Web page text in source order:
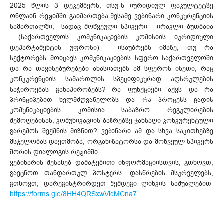
2025 წლის 3 დეკემბერს, თსუ-ს იურიდიულ ფაკულტეტზე
ონლაინ რეჟიმში გაიმართება მესამე ვებინარი კონკურენციის
სამართალში, სადაც მოწვეული სპიკერი - ირაკლი ბუთბაია
(საქართველოს კომუნიკაციების კომისიის იურიდიული
დეპარტამენტის უფროსი) - ისაუბრებს იმაზე, თუ რა
სექტორებს მოიცავს კომუნიკაციების სფერო საქართველოში
და რა თავისებურებები ახასიათებს ამ სფეროს ისეთი, რაც
კონკურენციის სამართლის სპეციფიკურად აღსრულების
საჭიროებას განაპირობებს? რა ფუნქციები აქვს და რა
პრინციპებით ხელმძღვანელობს და რა პროცესს გადის
კომუნიკაციების კომისია საბაზრო რეგულირების
შემოღებისას, კომუნიკაციის ბაზრებზე ჯანსაღი კონკურენტული
გარემოს შექმნის მიზნით? ვებინარი ამ და სხვა საკითხებზე
მსჯელობას დაეთმობა, ორგანიზატორსა და მოწვეულ სპიკერს
შორის დიალოგის რეჟიმში.
ვებინარის შესახებ დამატებითი ინფორმაციისთვის, გთხოვთ,
გაეცნოთ თანდართულ პოსტერს. დასწრების მსურველებს,
გთხოვთ, დარეგისტრირდეთ შემდეგი ლინკის საშუალებით
https://forms.gle/8HH4QRSxwVieMCna7